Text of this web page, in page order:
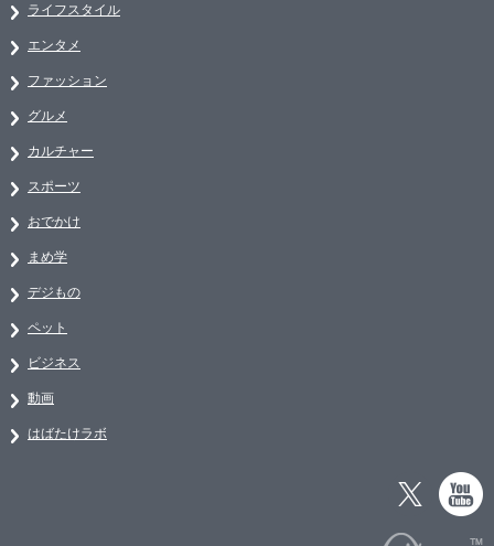
ライフスタイル
エンタメ
ファッション
グルメ
カルチャー
スポーツ
おでかけ
まめ学
デジもの
ペット
ビジネス
動画
はばたけラボ